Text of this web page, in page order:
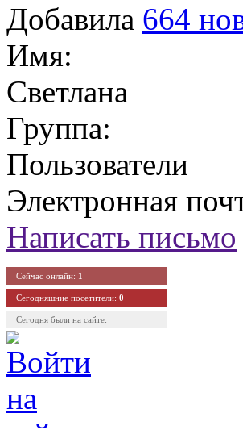
Добавила 664
Имя:
Светлана
Группа:
Пользователи
Электронная
Написать письмо
Сейчас онлайн: 1
Сегодняшние посетители: 0
Сегодня были на сайте: